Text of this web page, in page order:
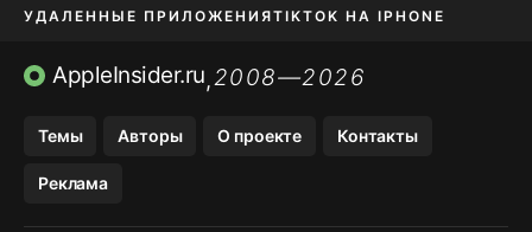
УДАЛЕННЫЕ ПРИЛОЖЕНИЯTIKTOK НА IPHONE
ПРИЛОЖЕНИЯ БЕЗ APP STORE
AppleInsider.ru,2008—2026
Темы Авторы О проекте Контакты
Реклама